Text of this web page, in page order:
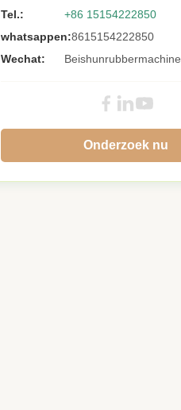
Tel.:
+86 15154222850
whatsappen:8615154222850
Wechat:
Beishunrubbermachine
Onderzoek nu